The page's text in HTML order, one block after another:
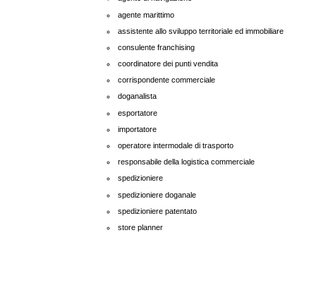
agente marittimo
assistente allo sviluppo territoriale ed immobiliare
consulente franchising
coordinatore dei punti vendita
corrispondente commerciale
doganalista
esportatore
importatore
operatore intermodale di trasporto
responsabile della logistica commerciale
spedizioniere
spedizioniere doganale
spedizioniere patentato
store planner